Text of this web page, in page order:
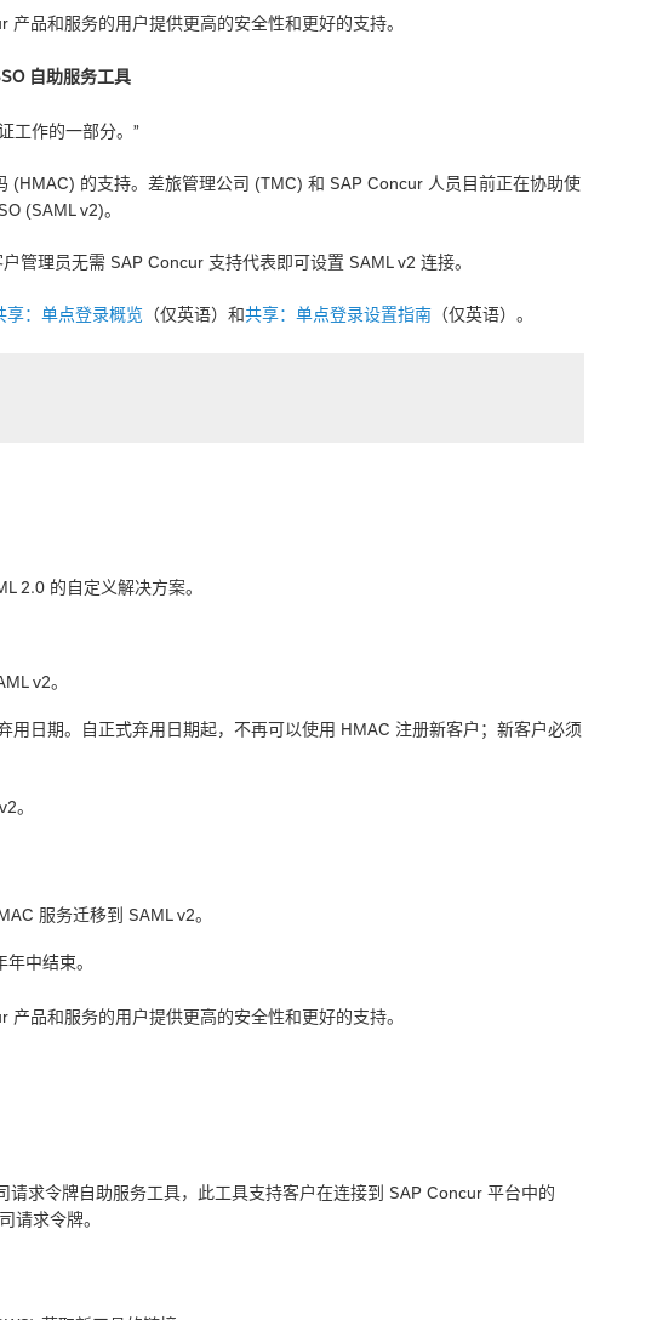
品和服务的用户提供更高的安全性和更好的支持。
自助服务工具
工作的一部分。”
(HMAC) 的支持。差旅管理公司 (TMC) 和 SAP Concur 人员目前正在协助使
(SAML v2)。
管理员无需 SAP Concur 支持代表即可设置 SAML v2 连接。
享：单点登录概览 （仅英语）和共享：单点登录设置指南 （仅英语）。
2.0 的自定义解决方案。
v2。
用日期。自正式弃用日期起，不再可以使用 HMAC 注册新客户；新客户必须
。
服务迁移到 SAML v2。
中结束。
品和服务的用户提供更高的安全性和更好的支持。
求令牌自助服务工具，此工具支持客户在连接到 SAP Concur 平台中的
请求令牌。